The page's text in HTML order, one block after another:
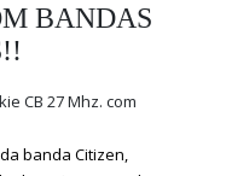
BANDAS
CB 27 Mhz. com
banda Citizen,